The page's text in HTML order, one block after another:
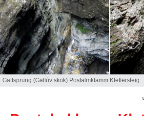
Gattsprung (Gattův skok) Postalmklamm Klettersteig.